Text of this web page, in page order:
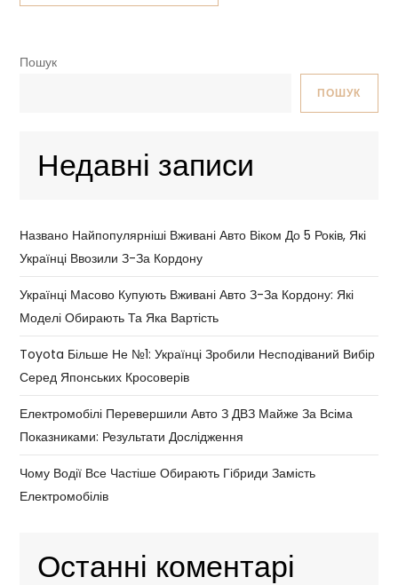
Пошук
ПОШУК
Недавні записи
Названо Найпопулярніші Вживані Авто Віком До 5 Років, Які
Українці Ввозили З-За Кордону
Українці Масово Купують Вживані Авто З-За Кордону: Які
Моделі Обирають Та Яка Вартість
Toyota Більше Не №1: Українці Зробили Несподіваний Вибір
Серед Японських Кросоверів
Електромобілі Перевершили Авто З ДВЗ Майже За Всіма
Показниками: Результати Дослідження
Чому Водії Все Частіше Обирають Гібриди Замість
Електромобілів
Останні коментарі